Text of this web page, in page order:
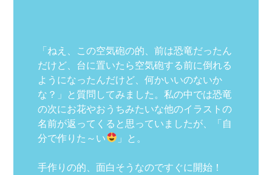
「ねえ、この空気砲の的、前は恐竜だったん
だけど、台に置いたら空気砲する前に倒れる
ようになったんだけど、何かいいのないか
な？」と質問してみました。私の中では恐竜
の次にお花やおうちみたいな他のイラストの
名前が返ってくると思っていましたが、「自
分で作りた～い
」と。
手作りの的、面白そうなのですぐに開始！